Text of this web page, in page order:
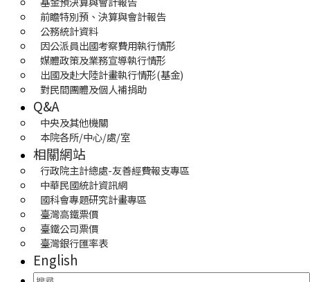
前瞻特別預、決算與會計報告
公務統計資料
因公派員出國考察費用執行情形
媒體政策及業務宣導執行情形
出國及赴大陸計畫執行情形(基金)
對民間團體及個人補捐助
Q&A
中央及其他機關
本院各所/中心/處/室
相關網站
行政院主計總處-友善經費報支專區
中華民國統計資訊網
國科會專題研究計畫專區
臺灣高鐵票價
臺鐵公司票價
臺灣銀行匯率表
English